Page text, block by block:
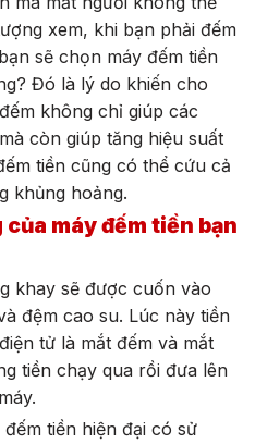
xem, khi bạn phải đếm
sẽ chọn máy đếm tiền
Đó là lý do khiến cho
không chỉ giúp các
còn giúp tăng hiệu suất
tiền cũng có thể cứu cả
khủng hoảng.
máy đếm tiền bạn
khay sẽ được cuốn vào
đệm cao su. Lúc này tiền
tử là mắt đếm và mắt
tiền chạy qua rồi đưa lên
tiền hiện đại có sử